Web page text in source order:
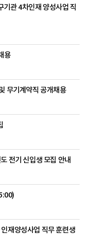
기관 4차인재 양성사업 직
용
무기계약직 공개채용
전기 신입생 모집 안내
재양성사업 직무 훈련생